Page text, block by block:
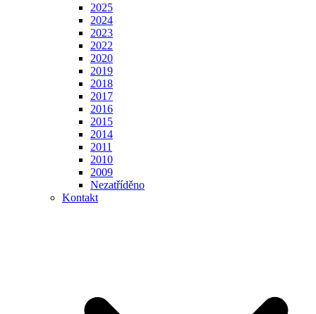
2025
2024
2023
2022
2020
2019
2018
2017
2016
2015
2014
2011
2010
2009
Nezatříděno
Kontakt